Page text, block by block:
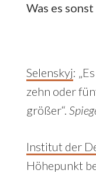
Was es
Selenskyj:
zehn oder
größer“.
Institut der
Höhepunkt